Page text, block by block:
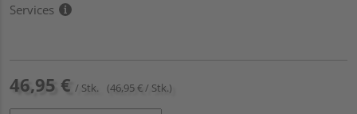
Services
46,95 € / Stk. (46,95 € / Stk.)